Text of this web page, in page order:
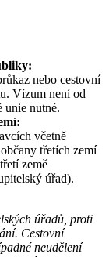
nebo cestovní
Vízum není od
unie nutné.
včetně
třetích zemí
země
úřad).
úřadů, proti
Cestovní
neudělení